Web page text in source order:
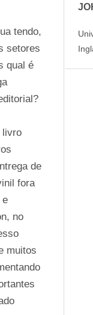
tendo,
setores
qual é
livro
de
fora
no
muitos